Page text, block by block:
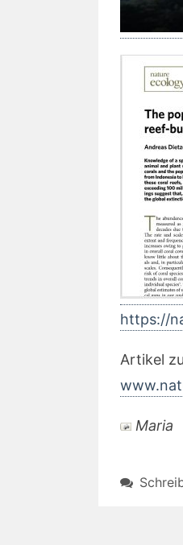
https://
Artikel
Maria